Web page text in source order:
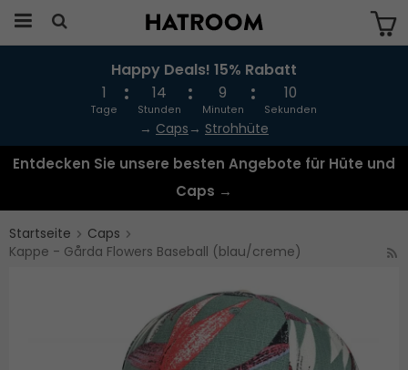
Das Produkt wurde in Ihren Warenkorb
gelegt
Happy Deals! 15% Rabatt
1
Tage
14
Stunden
9
Minuten
10
Sekunden
→ Caps → Strohhüte
Entdecken Sie unsere besten Angebote für Hüte und
Caps →
Startseite
Caps
Kappe - Gårda Flowers Baseball (blau/creme)